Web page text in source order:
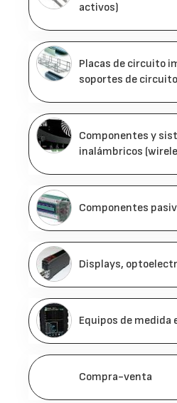
activos)
Placas de circuito
soportes de
Componentes y
inalámbricos
Componentes
Displays,
Equipos de
Compra-venta